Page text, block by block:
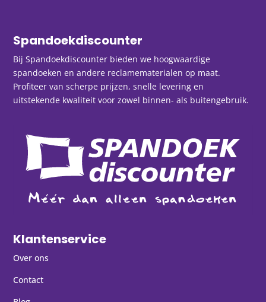
Spandoekdiscounter
Bij Spandoekdiscounter bieden we hoogwaardige
spandoeken en andere reclamematerialen op maat.
Profiteer van scherpe prijzen, snelle levering en
uitstekende kwaliteit voor zowel binnen- als buitengebruik.
Klantenservice
Over ons
Contact